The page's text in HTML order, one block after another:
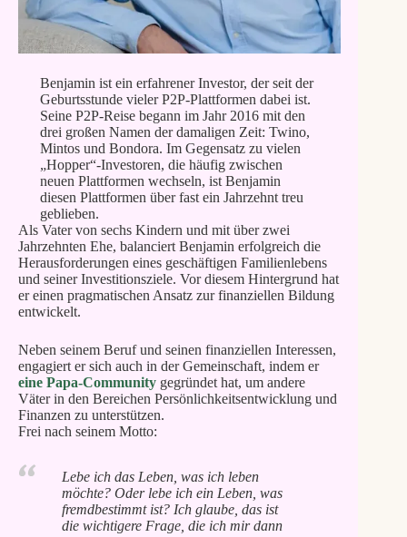
Benjamin ist ein erfahrener Investor, der seit der
Geburtsstunde vieler P2P-Plattformen dabei ist.
Seine P2P-Reise begann im Jahr 2016 mit den
drei großen Namen der damaligen Zeit: Twino,
Mintos und Bondora. Im Gegensatz zu vielen
„Hopper“-Investoren, die häufig zwischen
neuen Plattformen wechseln, ist Benjamin
diesen Plattformen über fast ein Jahrzehnt treu
geblieben.
Als Vater von sechs Kindern und mit über zwei
Jahrzehnten Ehe, balanciert Benjamin erfolgreich die
Herausforderungen eines geschäftigen Familienlebens
und seiner Investitionsziele. Vor diesem Hintergrund hat
er einen pragmatischen Ansatz zur finanziellen Bildung
entwickelt.
Neben seinem Beruf und seinen finanziellen Interessen,
engagiert er sich auch in der Gemeinschaft, indem er
eine Papa-Community gegründet hat, um andere
Väter in den Bereichen Persönlichkeitsentwicklung und
Finanzen zu unterstützen.
Frei nach seinem Motto:
Lebe ich das Leben, was ich leben
möchte? Oder lebe ich ein Leben, was
fremdbestimmt ist? Ich glaube, das ist
die wichtigere Frage, die ich mir dann